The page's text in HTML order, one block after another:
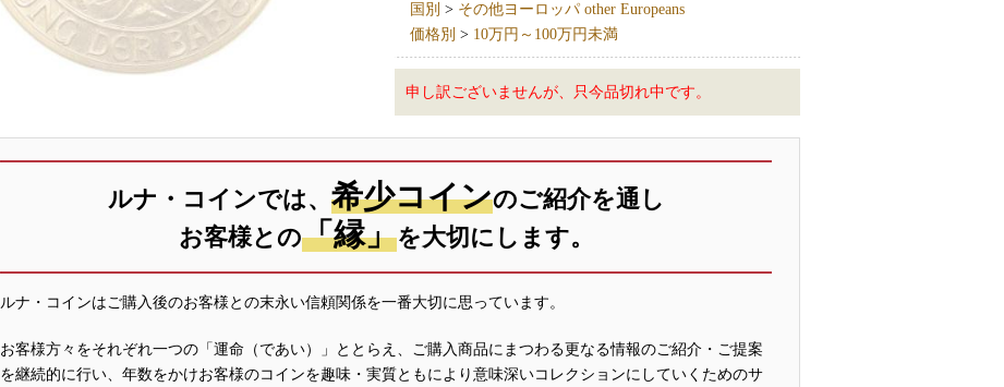
国別 > その他ヨーロッパ other Europeans
価格別 > 10万円～100万円未満
申し訳ございませんが、只今品切れ中です。
ルナ・コインでは、 希少コインのご紹介を通し
お客様との「縁」を大切にします。
ルナ・コインはご購入後のお客様との末永い信頼関係を一番大切に思っています。
お客様方々をそれぞれ一つの「運命（であい）」ととらえ、ご購入商品にまつわる更なる情報のご紹介・ご提案
を継続的に行い、年数をかけお客様のコインを趣味・実質ともにより意味深いコレクションにしていくためのサ